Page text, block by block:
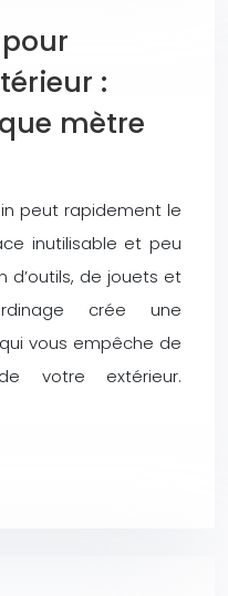
:
mètre
peut rapidement le
inutilisable et peu
d’outils, de jouets et
crée une
vous empêche de
votre extérieur.